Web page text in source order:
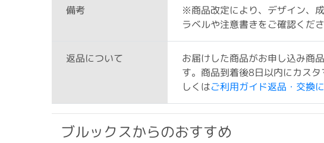
備考 ※商品改定により、デザイン、
ラベルや注意書きをご確認くださ
返品について お届けした商品がお申し込み商
す。商品到着後8日以内にカス
しくはご利用ガイド返品・交換
ブルックスからのおすすめ